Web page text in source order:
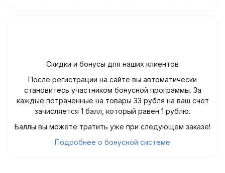
Скидки и бонусы для наших клиентов
После регистрации на сайте вы автоматически
становитесь участником бонусной программы. За
каждые потраченные на товары 33 рубля на ваш счет
зачисляется 1 балл, который равен 1 рублю.
Баллы вы можете тратить уже при следующем заказе!
Подробнее о бонусной системе